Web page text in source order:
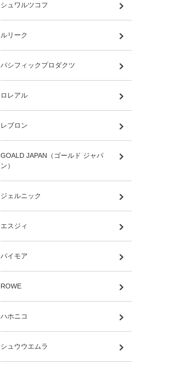
シュワルツコフ
ルリーク
パシフィックプロダクツ
ロレアル
レブロン
GOALD JAPAN（ゴールド ジャパ
ン）
ジェルニック
エスジィ
パイモア
ROWE
ハホニコ
シュウウエムラ